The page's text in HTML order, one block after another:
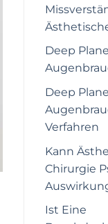
Deep
Deep
Verfahren
Kann
Chirurgie
Ist Eine